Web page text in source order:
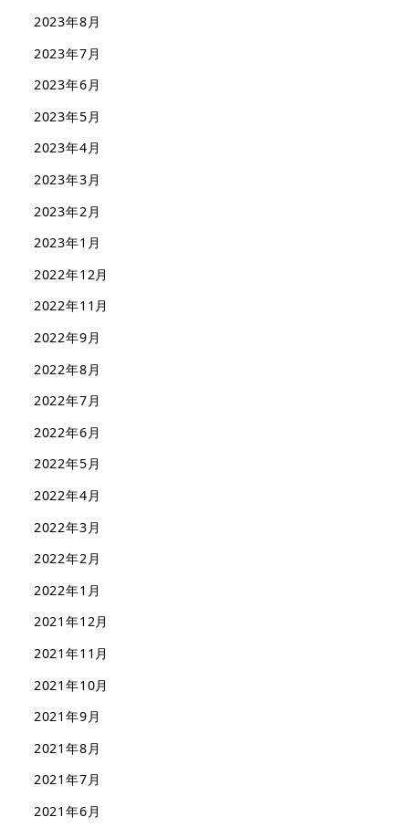
2023年8月
2023年7月
2023年6月
2023年5月
2023年4月
2023年3月
2023年2月
2023年1月
2022年12月
2022年11月
2022年9月
2022年8月
2022年7月
2022年6月
2022年5月
2022年4月
2022年3月
2022年2月
2022年1月
2021年12月
2021年11月
2021年10月
2021年9月
2021年8月
2021年7月
2021年6月